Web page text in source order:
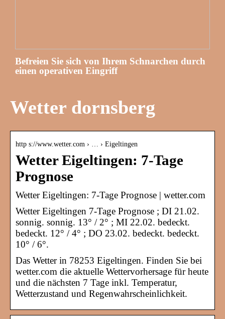
Befreien Sie sich von Ihrem Schnarchen durch
einen operativen Eingriff
Wetter dornsberg
http s://www.wetter.com › … › Eigeltingen
Wetter Eigeltingen: 7-Tage
Prognose
Wetter Eigeltingen: 7-Tage Prognose | wetter.com
Wetter Eigeltingen 7-Tage Prognose ; DI 21.02.
sonnig. sonnig. 13° / 2° ; MI 22.02. bedeckt.
bedeckt. 12° / 4° ; DO 23.02. bedeckt. bedeckt.
10° / 6°.
Das Wetter in 78253 Eigeltingen. Finden Sie bei
wetter.com die aktuelle Wettervorhersage für heute
und die nächsten 7 Tage inkl. Temperatur,
Wetterzustand und Regenwahrscheinlichkeit.